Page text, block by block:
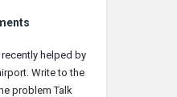
recently helped by
Write to the
problem Talk